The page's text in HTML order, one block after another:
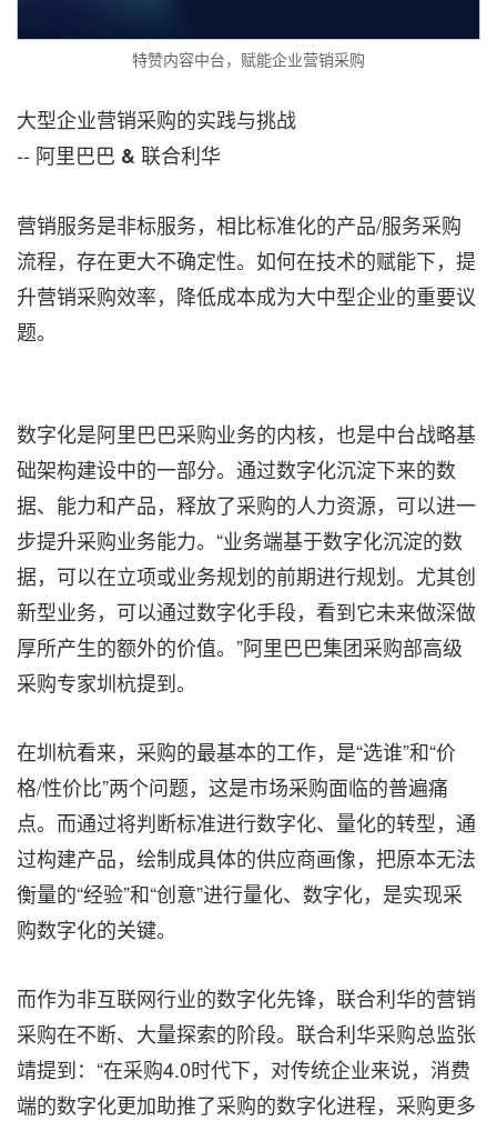
特赞内容中台，赋能企业营销采购
大型企业营销采购的实践与挑战
-- 阿里巴巴 &联合利华
营销服务是非标服务，相比标准化的产品/服务采购
流程，存在更大不确定性。如何在技术的赋能下，提
升营销采购效率，降低成本成为大中型企业的重要议
题。
数字化是阿里巴巴采购业务的内核，也是中台战略基
础架构建设中的一部分。通过数字化沉淀下来的数
据、能力和产品，释放了采购的人力资源，可以进一
步提升采购业务能力。 “业务端基于数字化沉淀的数
据，可以在立项或业务规划的前期进行规划。尤其创
新型业务，可以通过数字化手段，看到它未来做深做
厚所产生的额外的价值。”阿里巴巴集团采购部高级
采购专家圳杭提到。
在圳杭看来，采购的最基本的工作，是“选谁”和“价
格/性价比”两个问题，这是市场采购面临的普遍痛
点。而通过将判断标准进行数字化、量化的转型，通
过构建产品，绘制成具体的供应商画像，把原本无法
衡量的“经验”和“创意”进行量化、数字化，是实现采
购数字化的关键。
而作为非互联网行业的数字化先锋，联合利华的营销
采购在不断、大量探索的阶段。联合利华采购总监张
靖提到： “在采购4.0时代下，对传统企业来说，消费
端的数字化更加助推了采购的数字化进程，采购更多